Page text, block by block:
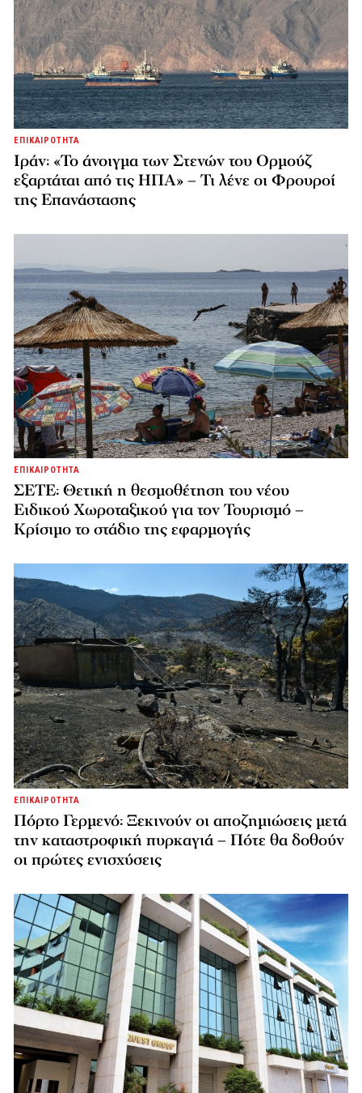
ΕΠΙΚΑΙΡΟΤΗΤΑ
Ιράν: «Το άνοιγμα των Στενών του Ορμούζ
εξαρτάται από τις ΗΠΑ» – Τι λένε οι Φρουροί
της Επανάστασης
ΕΠΙΚΑΙΡΟΤΗΤΑ
ΣΕΤΕ: Θετική η θεσμοθέτηση του νέου
Ειδικού Χωροταξικού για τον Τουρισμό –
Κρίσιμο το στάδιο της εφαρμογής
ΕΠΙΚΑΙΡΟΤΗΤΑ
Πόρτο Γερμενό: Ξεκινούν οι αποζημιώσεις μετά
την καταστροφική πυρκαγιά – Πότε θα δοθούν
οι πρώτες ενισχύσεις